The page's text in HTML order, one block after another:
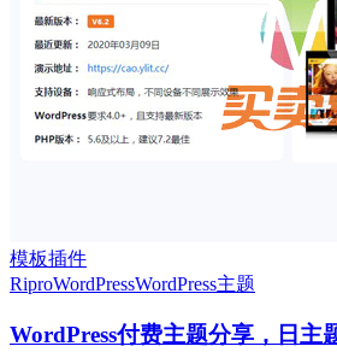
模板插件
RiproWordPressWordPress主题
WordPress付费主题分享，日主